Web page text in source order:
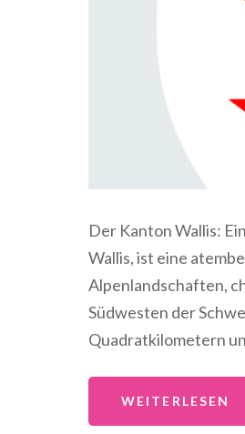
Der Kanton Wallis:
Wallis, ist eine
Alpenlandschaften,
Südwesten der
Quadratkilometern
WEITERLESEN